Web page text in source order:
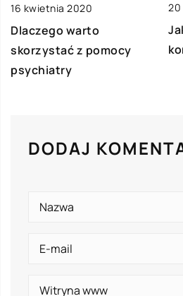
16 kwietnia 2020
Dlaczego warto
skorzystać z pomocy
psychiatry
20
DODAJ